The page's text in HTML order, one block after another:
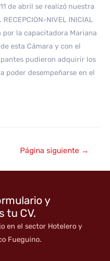
de abril se realizó nuestra
NIVEL INICIAL
la capacitadora Mariana
esta Cámara y con el
pudieron adquirir los
poder desempeñarse en el
Página siguiente →
y
tu CV.
en el sector Hotelero y
Fueguino.